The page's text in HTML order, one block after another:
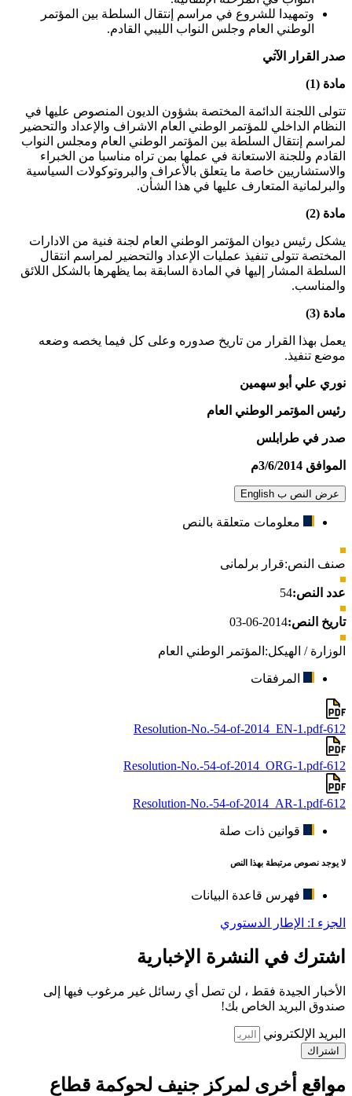
وتمهيدا للشروع في مراسم إنتقال السلطة بين المؤتمر
الوطني العام وجلس النواب الليبي القادم.
صدر القرار الآتي
مادة (1)
تتولى اللجنة الدائمة المختصة بشؤون الديون المنصوص عليها في
النظام الداخلي للمؤتمر الوطني العام الاشراف والإعداد والتحضير
لمراسم إنتقال السلطة بين المؤتمر الوطني العام ومجلس النواب
القادم وللجنة الاستعانة في عملها بمن تراه مناسبا من الخبراء
والاستشاريين خاصة ما يتعلق بالأعراف والبروتوكولات السياسية
والبرلمانية المتعارف عليها في هذا الشأن.
مادة (2)
يشكل رئيس ديوان المؤتمر الوطني العام لجنة فنية من الادارات
المختصة تتولى تنفيذ عمليات الإعداد والتحضير لمراسم انتقال
السلطة المشار إليها في المادة السابقة بما يظهرها بالشكل اللائق
والمناسب.
مادة (3)
يعمل بهذا القرار من تاريخ صدوره وعلى كل فيما يخصه وضعه
موضع تنفيذ.
نوري علي أبو سهمين
رئيس المؤتمر الوطني العام
صدر في طرابلس
الموافق 3/6/2014م
عرض النص ب English
معلومات متعلقة بالنص
صنف النص:قرار برلمانى
عدد النص:54
تاريخ النص:2014-06-03
الوزارة / الهيكل: المؤتمر الوطني العام
المرفقات
612-Resolution-No.-54-of-2014_EN-1.pdf
612-Resolution-No.-54-of-2014_ORG-1.pdf
612-Resolution-No.-54-of-2014_AR-1.pdf
قوانين ذات صلة
لا يوجد نصوص مرتبطة بهذا النص
فهرس قاعدة البيانات
الجزء I: الإطار الدستوري
اشترك في النشرة الإخبارية
الأخبار الجيدة فقط ، لن تصل أي رسائل غير مرغوب فيها إلى
صندوق البريد الخاص بك!
البريد الإلكتروني
اشتراك
مواقع أخرى لمركز جنيف لحوكمة قطاع